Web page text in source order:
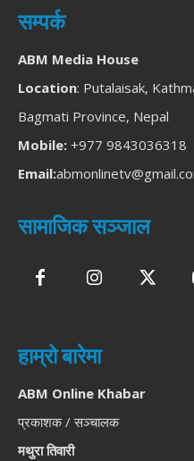
सम्पर्क
ABM Media House
Location: Putalaisak,
Bagmati Province, Nepal
Mobile: +977 9843036318
Email:
सामाजिक सञ्जाल
हाम्रो बारेमा
ABM Online Khabar
प्रकाशक / सञ्चालक
मथुरा तिवारी